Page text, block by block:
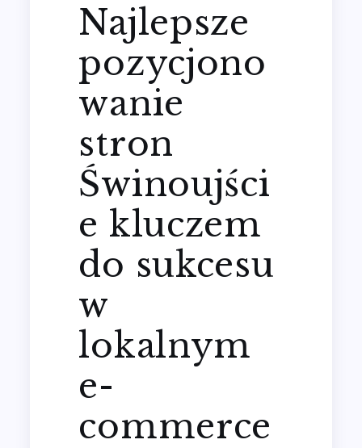
Najlepsze
pozycjono
wanie
stron
Świnoujści
e kluczem
do sukcesu
w
lokalnym
e-
commerce